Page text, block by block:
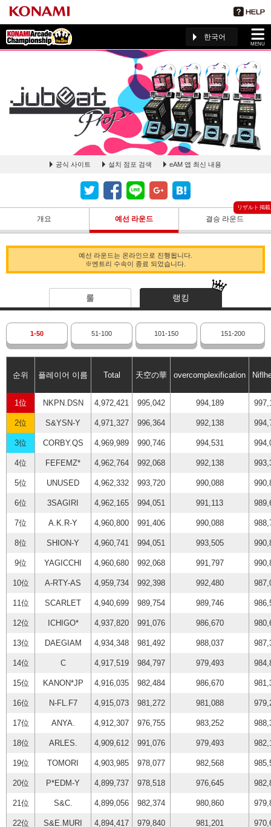
MENU
한국어
공식 사이트 설치 점포 검색 eAM 앱 최신 내용
개요 예선 라운드 결승 라운드
예선 라운드는 온라인으로 진행됩니다.
※엔트리 수속이 종료 되었습니다.
룰 랭킹
1-50 51-100 101-150 151-200
플레이어 이름 Total 天空の華 overcomplexification
NKPN.DSN 4,972,421 995,042 994,189
S&YSN-Y 4,971,327 996,364 992,138
CORBY.QS 4,969,989 990,746 994,531
FEFEMZ* 4,962,764 992,068 992,138
UNUSED 4,962,332 993,720 990,088
3SAGIRI 4,962,165 994,051 991,113
A.K.R-Y 4,960,800 991,406 990,088
SHION-Y 4,960,741 994,051 993,505
YAGICCHI 4,960,680 992,068 991,797
A-RTY-AS 4,959,734 992,398 992,480
SCARLET 4,940,699 989,754 989,746
ICHIGO* 4,937,820 991,076 986,670
DAEGIAM 4,934,348 981,492 988,037
C 4,917,519 984,797 979,493
KANON*JP 4,916,035 982,484 986,670
N-FL.F7 4,915,073 981,272 981,088
ANYA. 4,912,307 976,755 983,252
ARLES. 4,909,612 991,076 979,493
TOMORI 4,903,985 978,077 982,568
P*EDM-Y 4,899,737 978,518 976,645
S&C. 4,899,056 982,374 980,860
S&E.MURI 4,894,417 979,840 981,201
순위
1位
2位
3位
4位
5位
6位
7位
8位
9位
10位
11位
12位
13位
14位
15位
16位
17位
18位
19位
20位
21位
22位